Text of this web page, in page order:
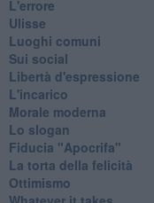
L'errore
Ulisse
Luoghi comuni
Sui social
Libertà d'espressione
L'incarico
Morale moderna
Lo slogan
Fiducia "Apocrifa"
La torta della felicità
Ottimismo